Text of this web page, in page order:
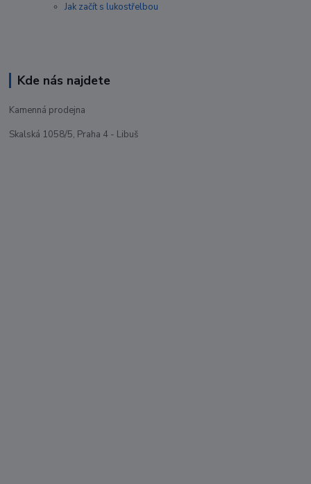
Jak začít s lukostřelbou
Kde nás najdete
Kamenná prodejna
Skalská 1058/5, Praha 4 - Libuš